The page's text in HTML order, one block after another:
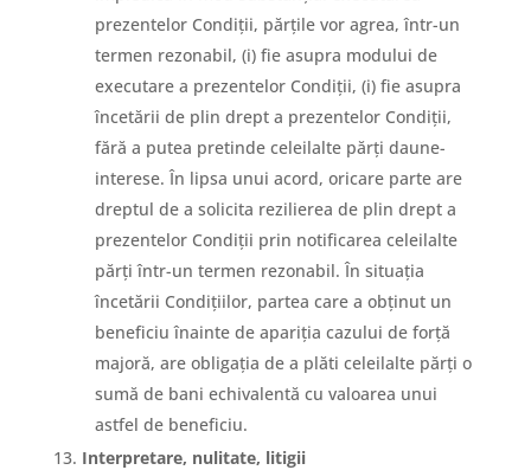
prezentelor Condiții, părțile vor agrea, într-un
termen rezonabil, (i) fie asupra modului de
executare a prezentelor Condiții, (i) fie asupra
încetării de plin drept a prezentelor Condiții,
fără a putea pretinde celeilalte părți daune-
interese. În lipsa unui acord, oricare parte are
dreptul de a solicita rezilierea de plin drept a
prezentelor Condiții prin notificarea celeilalte
părți într-un termen rezonabil. În situația
încetării Condițiilor, partea care a obținut un
beneficiu înainte de apariția cazului de forță
majoră, are obligația de a plăti celeilalte părți o
sumă de bani echivalentă cu valoarea unui
astfel de beneficiu.
Interpretare, nulitate, litigii